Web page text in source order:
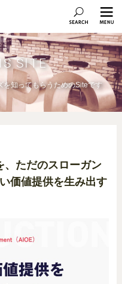
SITE
知ってもらうためのSiteです
、ただのスローガン
価値提供を生み出す